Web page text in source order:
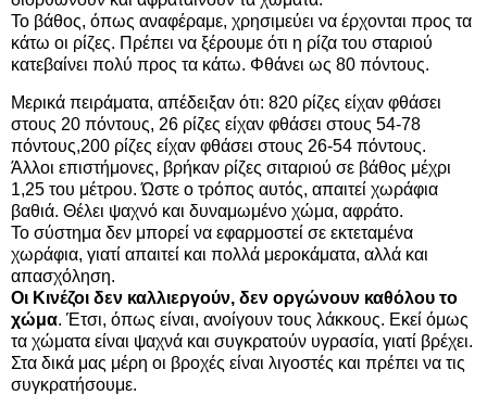
Το βάθος, όπως αναφέραμε, χρησιμεύει να έρχονται προς τα
κάτω οι ρίζες. Πρέπει να ξέρουμε ότι η ρίζα του σταριού
κατεβαίνει πολύ προς τα κάτω. Φθάνει ως 80 πόντους.
Μερικά πειράματα, απέδειξαν ότι: 820 ρίζες είχαν φθάσει
στους 20 πόντους, 26 ρίζες είχαν φθάσει στους 54-78
πόντους,200 ρίζες είχαν φθάσει στους 26-54 πόντους.
Άλλοι επιστήμονες, βρήκαν ρίζες σιταριού σε βάθος μέχρι
1,25 του μέτρου. Ώστε ο τρόπος αυτός, απαιτεί χωράφια
βαθιά. Θέλει ψαχνό και δυναμωμένο χώμα, αφράτο.
Το σύστημα δεν μπορεί να εφαρμοστεί σε εκτεταμένα
χωράφια, γιατί απαιτεί και πολλά μεροκάματα, αλλά και
απασχόληση.
Οι Κινέζοι δεν καλλιεργούν, δεν οργώνουν καθόλου το
χώμα. Έτσι, όπως είναι, ανοίγουν τους λάκκους. Εκεί όμως
τα χώματα είναι ψαχνά και συγκρατούν υγρασία, γιατί βρέχει.
Στα δικά μας μέρη οι βροχές είναι λιγοστές και πρέπει να τις
συγκρατήσουμε.